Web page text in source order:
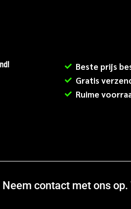
Beste prijs
Gratis
Ruime
Neem contact met ons